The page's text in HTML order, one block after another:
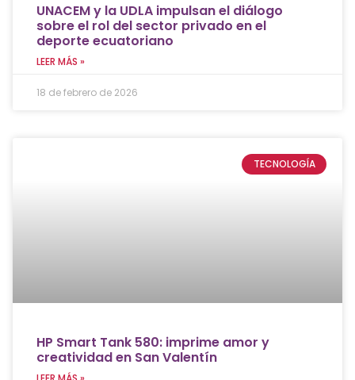
UNACEM y la UDLA impulsan el diálogo
sobre el rol del sector privado en el
deporte ecuatoriano
LEER MÁS »
18 de febrero de 2026
TECNOLOGÍA
HP Smart Tank 580: imprime amor y
creatividad en San Valentín